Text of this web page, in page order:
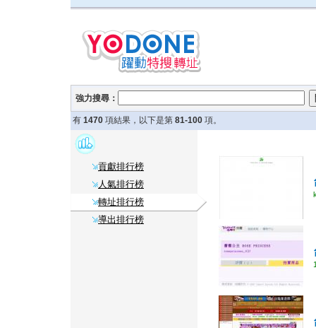
強力搜尋：
有 1470 項結果，以下是第 81-100 項。
貢獻排行榜
人氣排行榜
轉址排行榜
導出排行榜